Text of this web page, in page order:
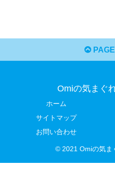
Omiの気まぐ
ホーム
サイトマップ
お問い合わせ
© 2021 Omiの気ま